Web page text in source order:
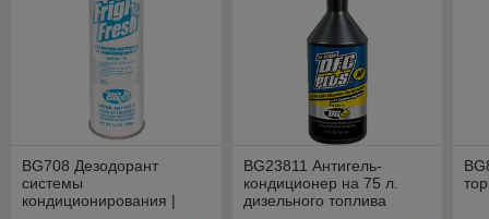
BG708 Дезодорант
системы
кондиционирования |
BG23811 Антигель-
кондиционер на 75 л.
дизельного топлива